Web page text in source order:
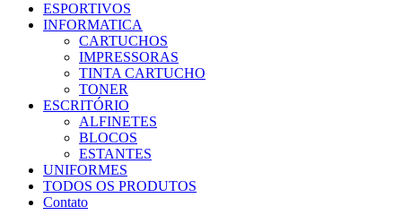
ESPORTIVOS
INFORMATICA
CARTUCHOS
IMPRESSORAS
TINTA CARTUCHO
TONER
ESCRITÓRIO
ALFINETES
BLOCOS
ESTANTES
UNIFORMES
TODOS OS PRODUTOS
Contato